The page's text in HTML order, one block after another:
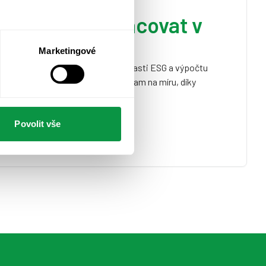
Marketingové
Povolit vše
a pracovat v
zdarma a zorientujte se v oblasti ESG a výpočtu
také sestavit vzdělávací program na míru, díky